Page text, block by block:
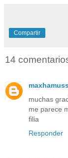
Compartir
14
muchas
me parece
filia
Responder